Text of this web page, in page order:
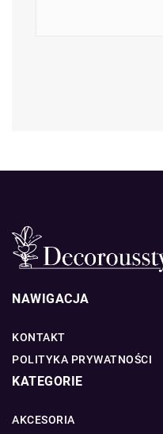
NAWIGACJA
KONTAKT
POLITYKA PRYWATNOŚCI
KATEGORIE
AKCESORIA